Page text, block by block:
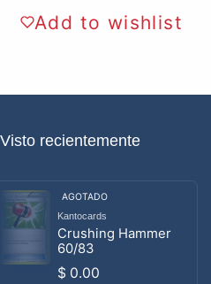
Add to wishlist
Visto recientemente
AGOTADO
Proveedor:
Kantocards
Crushing Hammer
60/83
Precio habitual
$ 0.00